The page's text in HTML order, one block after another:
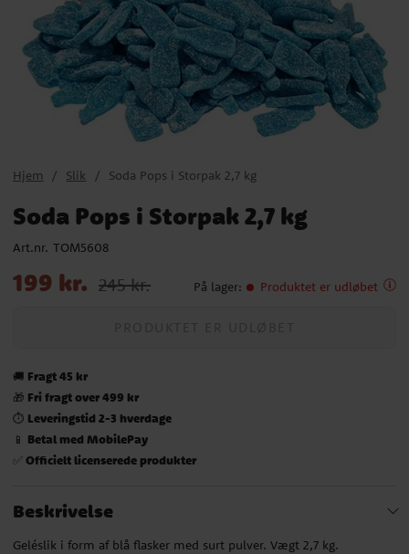
Hjem Slik Soda Pops i Storpak 2,7 kg
Soda Pops i Storpak 2,7 kg
Art.nr. TOM5608
Nupris :199 kr.
199 kr. 245 kr. På lager: Produktet er udløbet
🚚 Fragt 45 kr
🎁 Fri fragt over 499 kr
⏱️ Leveringstid 2-3 hverdage
📱 Betal med MobilePay
✅ Officielt licenserede produkter
Beskrivelse
Geléslik i form af blå flasker med surt pulver. Vægt 2,7 kg.